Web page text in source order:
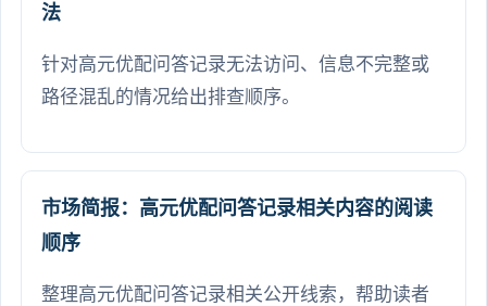
法
针对高元优配问答记录无法访问、信息不完整或
路径混乱的情况给出排查顺序。
市场简报：高元优配问答记录相关内容的阅读
顺序
整理高元优配问答记录相关公开线索，帮助读者